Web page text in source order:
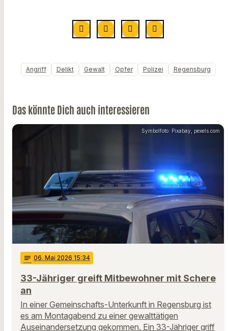
Angriff Delikt Gewalt Opfer Polizei Regensburg
Das könnte Dich auch interessieren
Symbolfoto: Pixabay, pexels.com
notes 06. Mai 2026 15:34
33-Jähriger greift Mitbewohner mit Schere
an
In einer Gemeinschafts-Unterkunft in Regensburg ist
es am Montagabend zu einer gewalttätigen
Auseinandersetzung gekommen. Ein 33-Jähriger griff